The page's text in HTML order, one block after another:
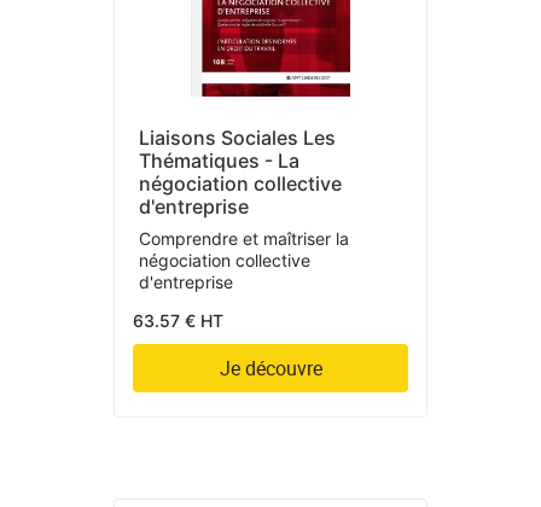
Liaisons Sociales Les
Thématiques - La
négociation collective
d'entreprise
Comprendre et maîtriser la
négociation collective
d'entreprise
63.57 € HT
Je découvre